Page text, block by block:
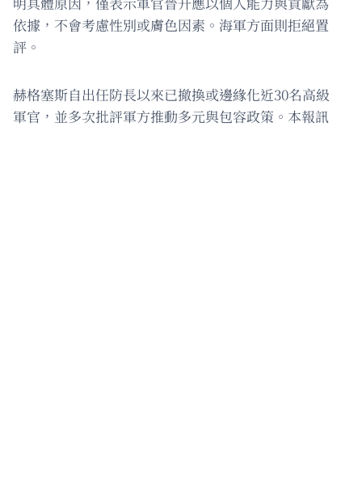
依據，不會考慮性別或膚色因素。海軍方面則拒絕置
評。
赫格塞斯自出任防長以來已撤換或邊緣化近30名高級
軍官，並多次批評軍方推動多元與包容政策。本報訊